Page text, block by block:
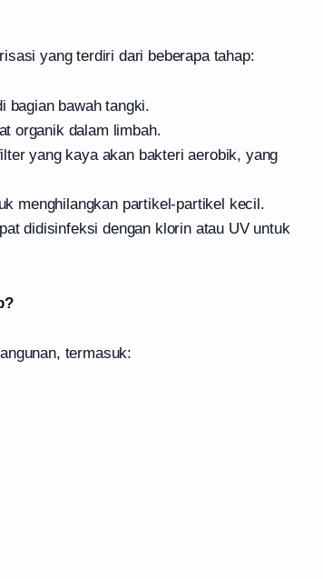
yang terdiri dari beberapa tahap:
bagian bawah tangki.
organik dalam limbah.
yang kaya akan bakteri aerobik, yang
menghilangkan partikel-partikel kecil.
didisinfeksi dengan klorin atau UV untuk
termasuk: